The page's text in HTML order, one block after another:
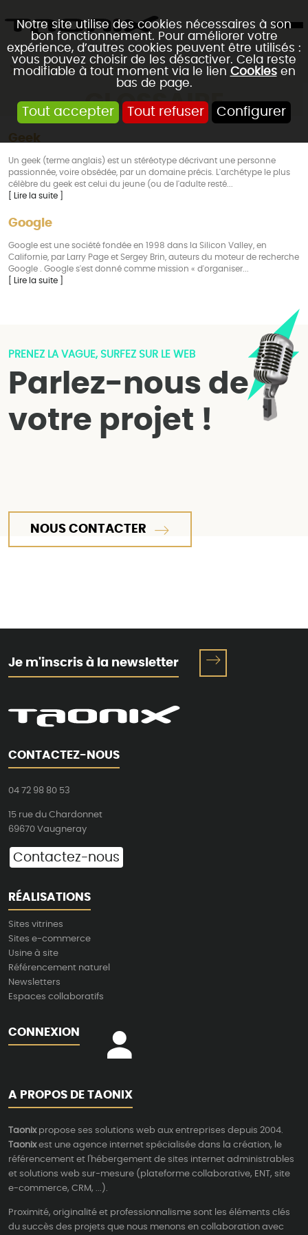
Notre site utilise des cookies nécessaires à son
bon fonctionnement. Pour améliorer votre
expérience, d’autres cookies peuvent être utilisés :
vous pouvez choisir de les désactiver. Cela reste
modifiable à tout moment via le lien Cookiesen
bas de page.
Tout accepter Tout refuser Configurer
Accueil Glossaire
GLOSSAIRE
Geek
Un geek (terme anglais) est un stéréotype décrivant une personne
passionnée, voire obsédée, par un domaine précis. L'archétype le plus
célèbre du geek est celui du jeune (ou de l'adulte resté...
[ Lire la suite ]
Google
Google est une société fondée en 1998 dans la Silicon Valley, en
Californie, par Larry Page et Sergey Brin, auteurs du moteur de recherche
Google . Google s'est donné comme mission « d'organiser...
[ Lire la suite ]
PRENEZ LA VAGUE, SURFEZ SUR LE WEB
Parlez-nous de
votre projet !
NOUS CONTACTER
Je m'inscris à la newsletter
CONTACTEZ-NOUS
04 72 98 80 53
15 rue du Chardonnet
69670 Vaugneray
Contactez-nous
RÉALISATIONS
Sites vitrines
Sites e-commerce
Usine à site
Référencement naturel
Newsletters
Espaces collaboratifs
CONNEXION
A PROPOS DE TAONIX
Taonixpropose ses solutions web aux entreprises depuis 2004.
Taonixest une agence internet spécialisée dans la création, le
référencement et l'hébergement de sites internet administrables
et solutions web sur-mesure (plateforme collaborative, ENT, site
e-commerce, CRM, ...).
Proximité, originalité et professionnalisme sont les éléments clés
du succès des projets que nous menons en collaboration avec